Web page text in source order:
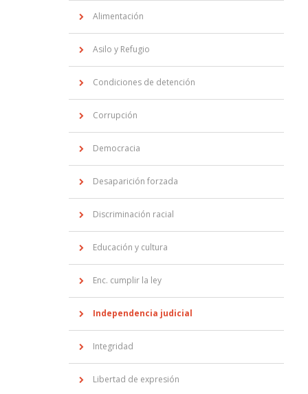
Alimentación
Asilo y Refugio
Condiciones de detención
Corrupción
Democracia
Desaparición forzada
Discriminación racial
Educación y cultura
Enc. cumplir la ley
Independencia judicial
Integridad
Libertad de expresión